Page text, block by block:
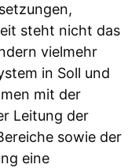
steht nicht das
vielmehr
in Soll und
mit der
Leitung der
sowie der
eine